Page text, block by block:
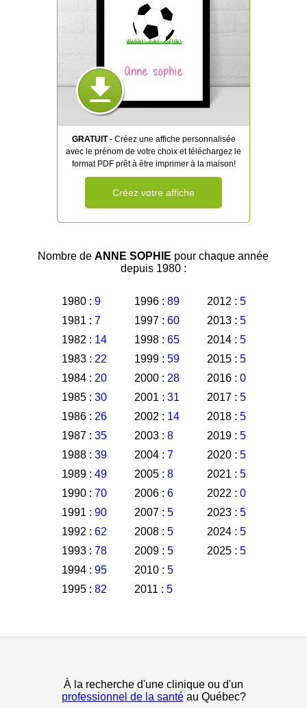
Anne sophie
GRATUIT- Créez une affiche personnalisée
avec le prénom de votre choix et téléchargez le
format PDF prêt à être imprimer à la maison!
Créez votre affiche
Nombre deANNE SOPHIE pour chaque année
depuis 1980 :
1980 : 9
1981 : 7
1982 : 14
1983 : 22
1984 : 20
1985 : 30
1986 : 26
1987 : 35
1988 : 39
1989 : 49
1990 : 70
1991 : 90
1992 : 62
1993 : 78
1994 : 95
1995 : 82
1996 : 89
1997 : 60
1998 : 65
1999 : 59
2000 : 28
2001 : 31
2002 : 14
2003 : 8
2004 : 7
2005 : 8
2006 : 6
2007 : 5
2008 : 5
2009 : 5
2010 : 5
2011 : 5
2012 : 5
2013 : 5
2014 : 5
2015 : 5
2016 : 0
2017 : 5
2018 : 5
2019 : 5
2020 : 5
2021 : 5
2022 : 0
2023 : 5
2024 : 5
2025 : 5
À la recherche d'une clinique ou d'un
professionnel de la santéau Québec?